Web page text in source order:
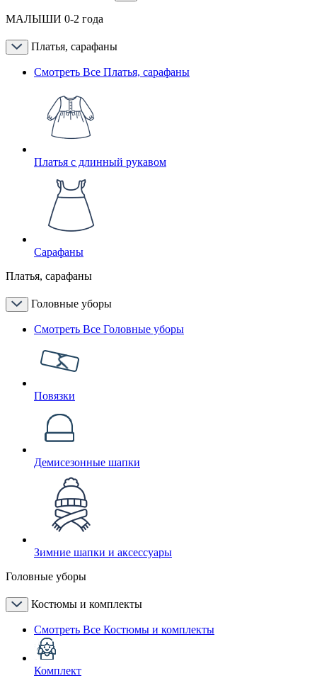
МАЛЫШИ 0-2 года
Платья, сарафаны
Смотреть Все Платья, сарафаны
Платья с длинный рукавом
Сарафаны
Платья, сарафаны
Головные уборы
Смотреть Все Головные уборы
Повязки
Демисезонные шапки
Зимние шапки и аксессуары
Головные уборы
Костюмы и комплекты
Смотреть Все Костюмы и комплекты
Комплект